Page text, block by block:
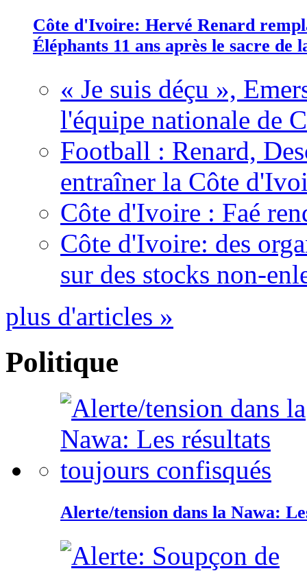
Côte d'Ivoire: Hervé Renard
Éléphants 11 ans après le sacre de
« Je suis déçu »,
l'équipe nationale de
Football : Renard,
entraîner la Côte
Côte d'Ivoire : Faé
Côte d'Ivoire: des
sur des stocks non-
plus d'articles »
Politique
Alerte/tension dans la Nawa: